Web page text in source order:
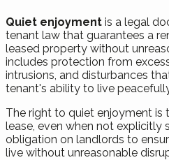
Quiet enjoyment is a legal
tenant law that guarantees a
leased property without
includes protection from
intrusions, and disturbances
tenant's ability to live
The right to quiet enjoyment is
lease, even when not explicitly
obligation on landlords to
live without unreasonable